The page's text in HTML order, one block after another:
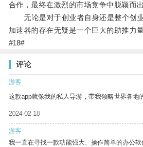
合作，最终在激烈的市场竞争中脱颖而出
无论是对于创业者自身还是整个创
加速器的存在无疑是一个巨大的助推力量
#18#
评论
游客
这款app就像我的私人导游，带我领略世界各地
2024-02-18
游客
我一直在寻找一款功能强大、操作简单的办公